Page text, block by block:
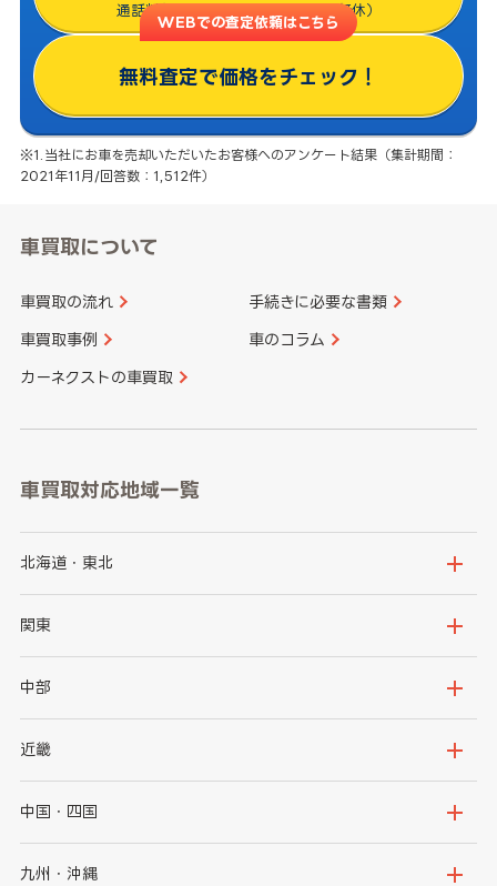
通話料無料・8:00〜22:00（年中無休）
WEBでの査定依頼はこちら
無料査定で価格をチェック！
※1.当社にお車を売却いただいたお客様へのアンケート結果（集計期間：
2021年11月/回答数：1,512件）
車買取について
車買取の流れ 手続きに必要な書類
車買取事例 車のコラム
カーネクストの車買取
車買取対応地域一覧
北海道・東北
北海道
岩手県
秋田県
関東
茨城県
群馬県
千葉県
神奈川県
中部
新潟県
石川県
山梨県
近畿
大阪府
京都府
中国・四国
鳥取県
九州・沖縄